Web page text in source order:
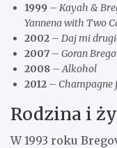
1999 – Kayah &
Yannena with Two
2002 – Daj mi
2007 – Goran
2008 –Alkohol
2012 – Champagne
Rodzina i
W 1993 roku